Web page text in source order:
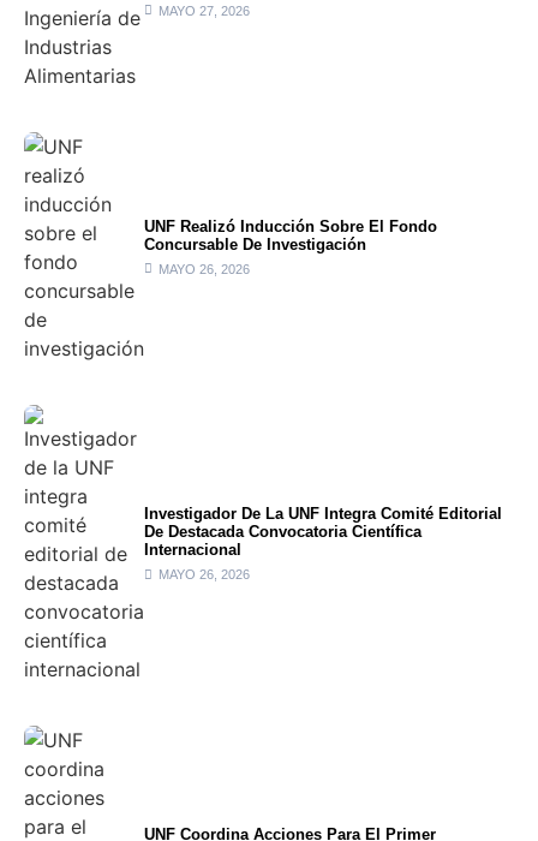
MAYO 27, 2026
UNF Realizó Inducción Sobre El Fondo
Concursable De Investigación
MAYO 26, 2026
Investigador De La UNF Integra Comité Editorial
De Destacada Convocatoria Científica
Internacional
MAYO 26, 2026
UNF Coordina Acciones Para El Primer